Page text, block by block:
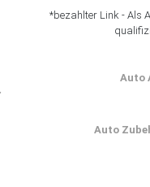
*bezahlter Link - Als
Auto
Auto